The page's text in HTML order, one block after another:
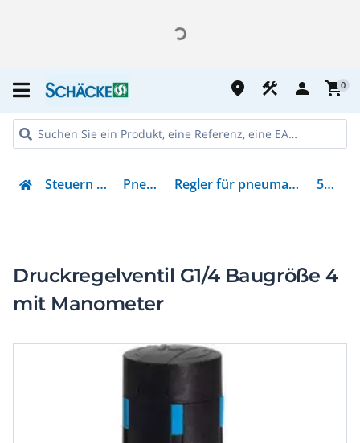
place construction person shopping_cart0
Steuern & Regeln Pneumatik Regler für pneumatische Anlagen 529419
Druckregelventil G1/4 Baugröße 4
mit Manometer